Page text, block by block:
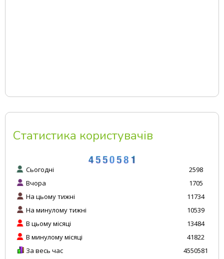
Статистика користувачів
Сьогодні
Вчора
На цьому тижні
На минулому тижні
В цьому місяці
В минулому місяці
За весь час
2598
1705
11734
10539
13484
41822
4550581